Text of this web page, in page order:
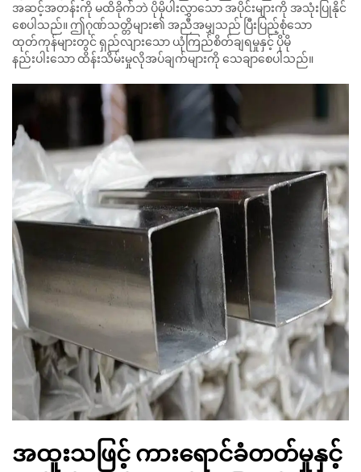
အဆင့်အတန်းကို မထိခိုက်ဘဲ ပိုမိုပါးလွှာသော အပိုင်းများကို အသုံးပြုနိုင်
စေပါသည်။ ဤဂုဏ်သတ္တိများ၏ အညီအမျှသည် ပြီးပြည့်စုံသော
ထုတ်ကုန်များတွင် ရှည်လျားသော ယုံကြည်စိတ်ချရမှုနှင့် ပိုမို
နည်းပါးသော ထိန်းသိမ်းမှုလိုအပ်ချက်များကို သေချာစေပါသည်။
အထူးသဖြင့် ကားရောင်ခံတတ်မှုနှင့်